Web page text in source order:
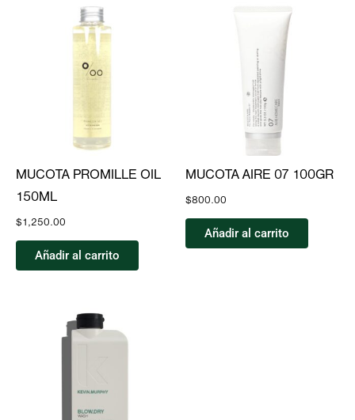
MUCOTA PROMILLE OIL
150ML
$1,250.00
Añadir al carrito
MUCOTA AIRE 07 100GR
$800.00
Añadir al carrito